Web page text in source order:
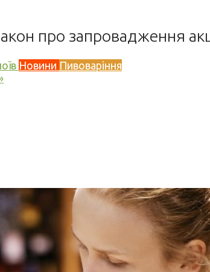
про запровадження
Новини Пивоваріння